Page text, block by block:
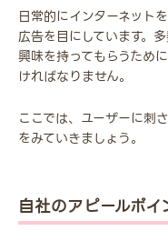
日常的にインターネット
広告を目にしています。
興味を持ってもらうため
ければなりません。
ここでは、ユーザーに刺
をみていきましょう。
自社のアピールポ